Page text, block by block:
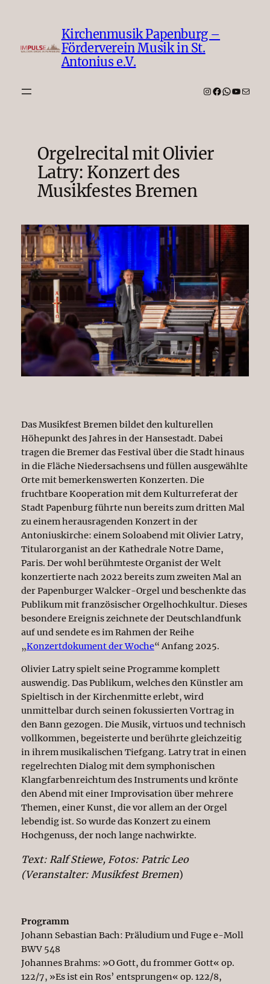
Kirchenmusik Papenburg –
Förderverein Musik in St.
Antonius e.V.
Instagram
Facebook
WhatsApp
E-Mail
Orgelrecital mit Olivier
Latry: Konzert des
Musikfestes Bremen
Das Musikfest Bremen bildet den kulturellen
Höhepunkt des Jahres in der Hansestadt. Dabei
tragen die Bremer das Festival über die Stadt hinaus
in die Fläche Niedersachsens und füllen ausgewählte
Orte mit bemerkenswerten Konzerten. Die
fruchtbare Kooperation mit dem Kulturreferat der
Stadt Papenburg führte nun bereits zum dritten Mal
zu einem herausragenden Konzert in der
Antoniuskirche: einem Soloabend mit Olivier Latry,
Titularorganist an der Kathedrale Notre Dame,
Paris. Der wohl berühmteste Organist der Welt
konzertierte nach 2022 bereits zum zweiten Mal an
der Papenburger Walcker-Orgel und beschenkte das
Publikum mit französischer Orgelhochkultur. Dieses
besondere Ereignis zeichnete der Deutschlandfunk
auf und sendete es im Rahmen der Reihe
„Konzertdokument der Woche“ Anfang 2025.
Olivier Latry spielt seine Programme komplett
auswendig. Das Publikum, welches den Künstler am
Spieltisch in der Kirchenmitte erlebt, wird
unmittelbar durch seinen fokussierten Vortrag in
den Bann gezogen. Die Musik, virtuos und technisch
vollkommen, begeisterte und berührte gleichzeitig
in ihrem musikalischen Tiefgang. Latry trat in einen
regelrechten Dialog mit dem symphonischen
Klangfarbenreichtum des Instruments und krönte
den Abend mit einer Improvisation über mehrere
Themen, einer Kunst, die vor allem an der Orgel
lebendig ist. So wurde das Konzert zu einem
Hochgenuss, der noch lange nachwirkte.
Text: Ralf Stiewe, Fotos: Patric Leo
(Veranstalter: Musikfest Bremen)
Programm
Johann Sebastian Bach: Präludium und Fuge e-Moll
BWV 548
Johannes Brahms: »O Gott, du frommer Gott« op.
122/7, »Es ist ein Ros’ entsprungen« op. 122/8,